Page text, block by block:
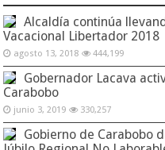
Alcaldía continúa
Vacacional Libertador 2018
agosto 13, 2018 444,199
Gobernador Lacava
Carabobo
junio 3, 2019 330,257
Gobierno de Carabobo